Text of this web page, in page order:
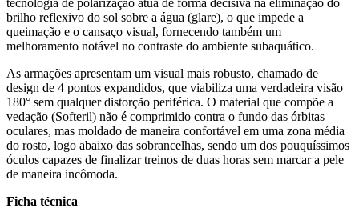
tecnologia de polarização atua de forma decisiva na eliminação do
brilho reflexivo do sol sobre a água (glare), o que impede a
queimação e o cansaço visual, fornecendo também um
melhoramento notável no contraste do ambiente subaquático.
As armações apresentam um visual mais robusto, chamado de
design de 4 pontos expandidos, que viabiliza uma verdadeira visão
180° sem qualquer distorção periférica. O material que compõe a
vedação (Softeril) não é comprimido contra o fundo das órbitas
oculares, mas moldado de maneira confortável em uma zona média
do rosto, logo abaixo das sobrancelhas, sendo um dos pouquíssimos
óculos capazes de finalizar treinos de duas horas sem marcar a pele
de maneira incômoda.
Ficha técnica